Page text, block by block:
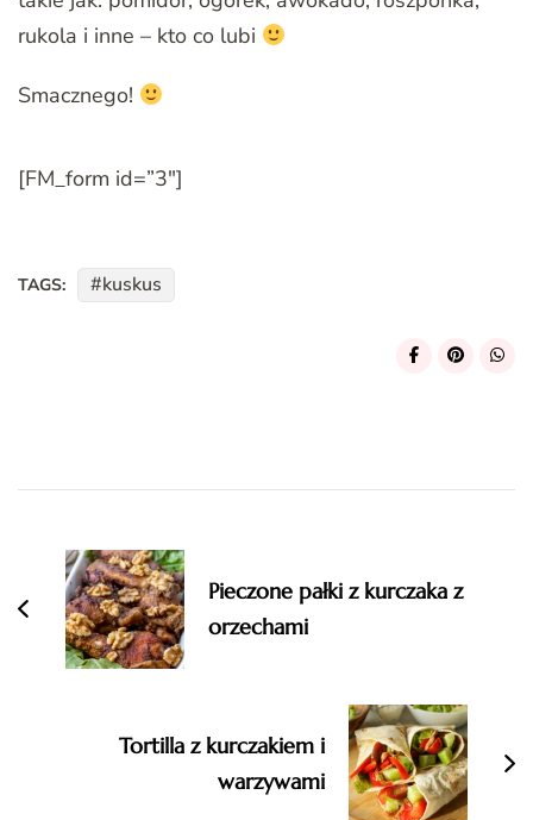
rukola i inne – kto co lubi
Smacznego!
[FM_form id=”3″]
TAGS: kuskus
Navigation
Pieczone pałki z kurczaka z
orzechami
Tortilla z kurczakiem i
warzywami